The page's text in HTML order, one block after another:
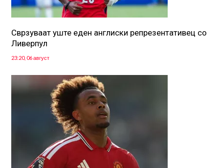
Сврзуваат уште еден англиски репрезентативец со
Ливерпул
23:20, 06 август